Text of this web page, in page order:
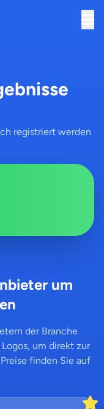
registriert werden
um
der Branche
um direkt zur
finden Sie auf